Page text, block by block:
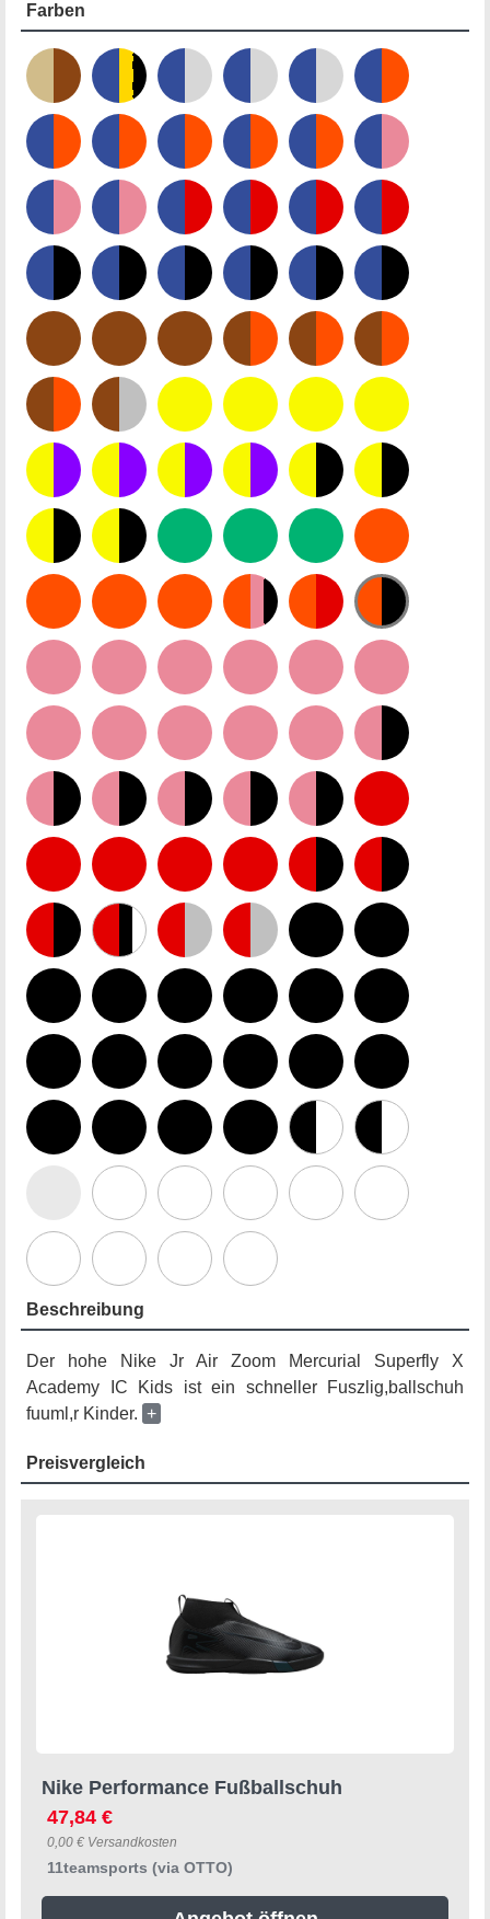
Farben
Beschreibung
Der hohe Nike Jr Air Zoom Mercurial Superfly X
Academy IC Kids ist ein schneller Fuszlig,ballschuh
fuuml,r Kinder. +
Preisvergleich
Nike Performance Fußballschuh
47,84 €
0,00 € Versandkosten
11teamsports (via OTTO)